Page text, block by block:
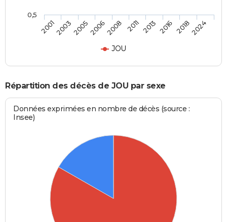
JOU
20012003200520062008 2011 2013 2016 20182024
0,5
Répartition des décès de JOU par sexe
Données exprimées en nombre de décès (source :
Insee)